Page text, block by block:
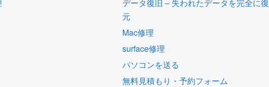
データ復旧 – 失われたデータを完全に復
元
Mac修理
surface修理
パソコンを送る
無料見積もり・予約フォーム